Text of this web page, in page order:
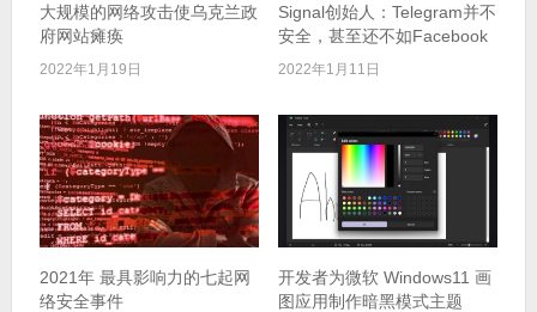
大规模的网络攻击使乌克兰政
府网站瘫痪
2022年1月19日
Signal创始人：Telegram并不
安全，甚至还不如Facebook
2022年1月11日
2021年 最具影响力的七起网
络安全事件
开发者为微软 Windows11 画
图应用制作暗黑模式主题